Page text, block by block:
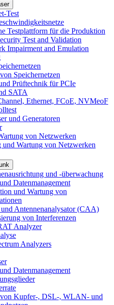
Test
Testplattform für die Produktion
Test and Validation
Impairment and Emulation
Speichernetzen
Prüftechnik für PCIe
SATA
Ethernet, FCoE, NVMeoF
und Generatoren
von Netzwerken
und Wartung von Netzwerken
und -überwachung
Datenmanagement
und Wartung von
Antennenanalysator (CAA)
von Interferenzen
Analyzer
Analyzers
Datenmanagement
von Kupfer-, DSL-, WLAN- und